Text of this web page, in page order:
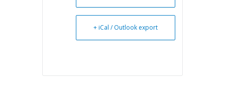
+ iCal / Outlook export